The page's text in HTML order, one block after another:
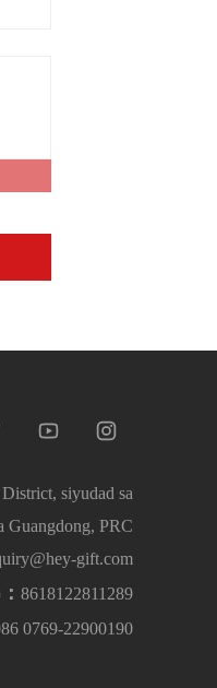
siyudad sa
Guangdong, PRC
gift.com
8618122811289
0769-22900190